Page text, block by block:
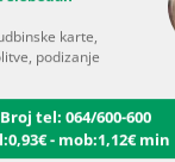
karte,
podizanje
- mob:1,12€ min